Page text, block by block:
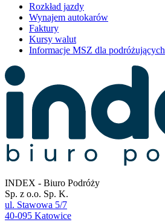
Rozkład jazdy
Wynajem autokarów
Faktury
Kursy walut
Informacje MSZ dla podróżujących
INDEX - Biuro Podróży
Sp. z o.o. Sp. K.
ul. Stawowa 5/7
40-095 Katowice